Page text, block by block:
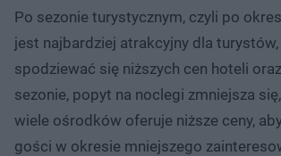
Po sezonie turystycznym, czyli po
jest najbardziej atrakcyjny dla
spodziewać się niższych cen hoteli
sezonie, popyt na noclegi zmniejsza
wiele ośrodków oferuje niższe ceny,
gości w okresie mniejszego